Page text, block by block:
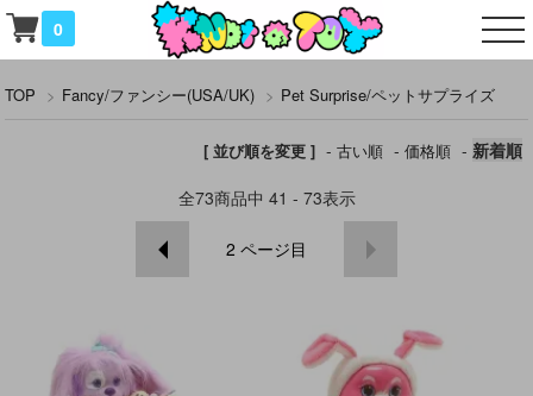
0
TOP > Fancy/ファンシー(USA/UK) > Pet Surprise/ペットサプライズ
[ 並び順を変更 ] - 古い順 - 価格順 - 新着順
全73商品中 41 - 73表示
2 ページ目